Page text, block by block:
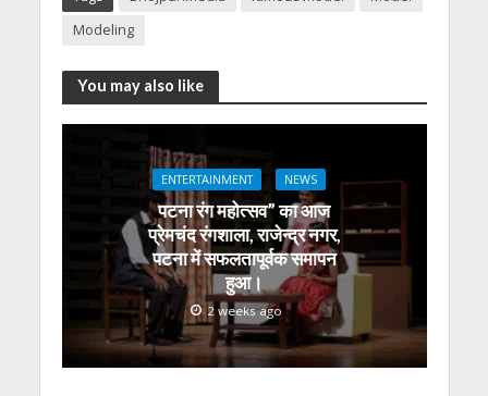
at
s
A
p
e
o
o
k
itt
m
ss
g
k
n
ai ar
Modeling
You may also like
ENTERTAINMENT NEWS
पटना रंग महोत्सव” का आज
प्रेमचंद रंगशाला, राजेन्द्र नगर,
पटना में सफलतापूर्वक समापन
हुआ।
2 weeks ago